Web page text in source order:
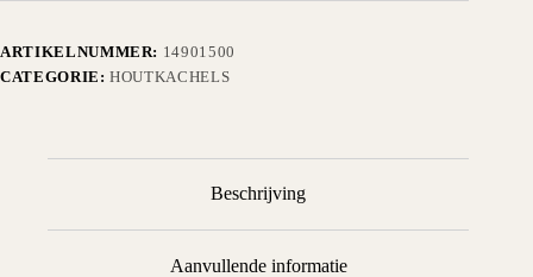
ARTIKELNUMMER: 14901500
CATEGORIE:HOUTKACHELS
Beschrijving
Aanvullende informatie